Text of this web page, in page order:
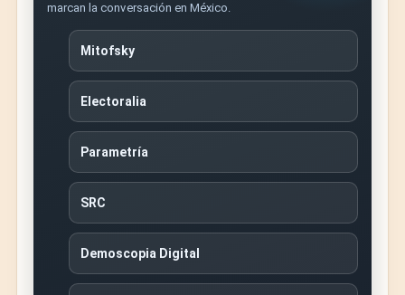
marcan la conversación en México.
Mitofsky
Electoralia
Parametría
SRC
Demoscopia Digital